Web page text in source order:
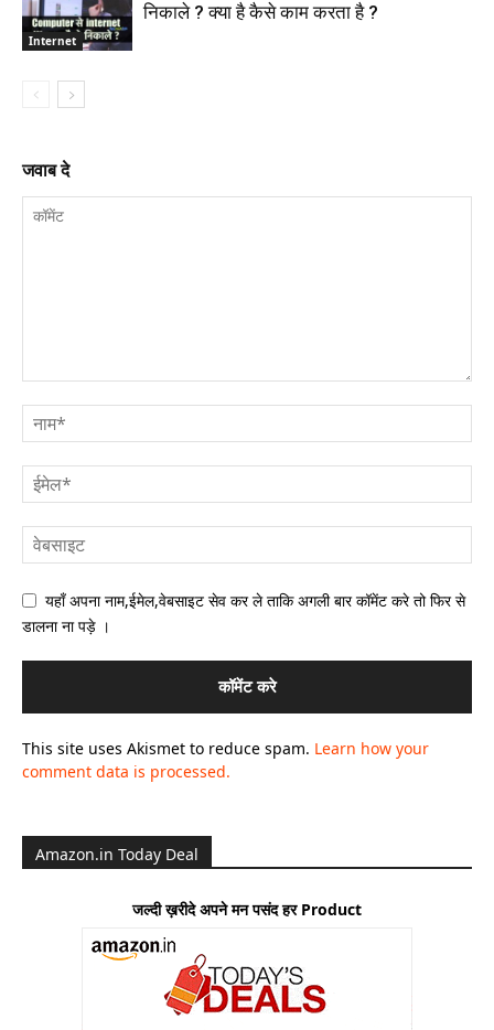
Internet
निकाले ? क्या है कैसे काम करता है ?
जवाब दे
यहाँ अपना नाम,ईमेल,वेबसाइट सेव कर ले ताकि अगली बार कॉमेंट करे तो फिर से
डालना ना पड़े ।
This site uses Akismet to reduce spam. Learn how your
comment data is processed.
Amazon.in Today Deal
जल्दी ख़रीदे अपने मन पसंद हर Product